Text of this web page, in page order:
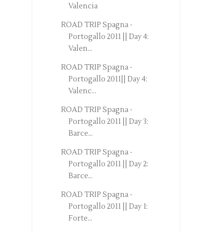
Valencia
ROAD TRIP Spagna -
Portogallo 2011 || Day 4:
Valen...
ROAD TRIP Spagna -
Portogallo 2011|| Day 4:
Valenc...
ROAD TRIP Spagna -
Portogallo 2011 || Day 3:
Barce...
ROAD TRIP Spagna -
Portogallo 2011 || Day 2:
Barce...
ROAD TRIP Spagna -
Portogallo 2011 || Day 1:
Forte...